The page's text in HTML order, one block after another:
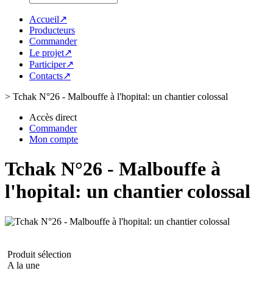
Accueil↗
Producteurs
Commander
Le projet↗
Participer↗
Contacts↗
> Tchak N°26 - Malbouffe à l'hopital: un chantier colossal
Accès direct
Commander
Mon compte
Tchak N°26 - Malbouffe à
l'hopital: un chantier colossal
Produit sélection
A la une